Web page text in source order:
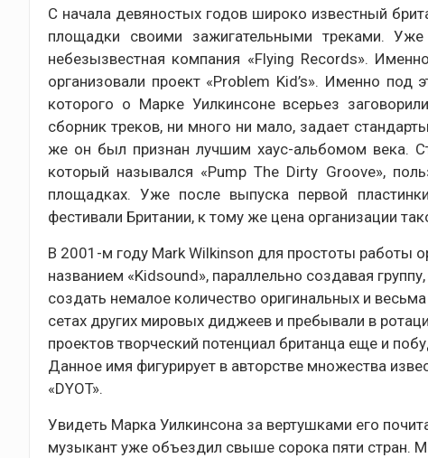
С начала девяностых годов широко известный
площадки своими зажигательными треками.
небезызвестная компания «Flying Records».
организовали проект «Problem Kid’s». Именно
которого о Марке Уилкинсоне всерьез
сборник треков, ни много ни мало, задает
же он был признан лучшим хаус-альбомом века.
который назывался «Pump The Dirty Groove»,
площадках. Уже после выпуска первой
фестивали Британии, к тому же цена организации
В 2001-м году Mark Wilkinson для простоты работы
названием «Kidsound», параллельно создавая
создать немалое количество оригинальных и
сетах других мировых диджеев и пребывали в
проектов творческий потенциал британца еще и
Данное имя фигурирует в авторстве множества
«DYOT».
Увидеть Марка Уилкинсона за вертушками его
музыкант уже объездил свыше сорока пяти стран.